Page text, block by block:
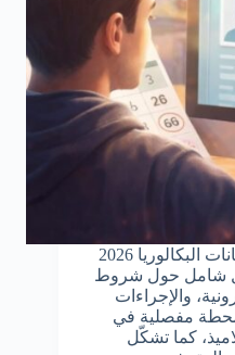
تمديد فترة الترشيح لاجتياز امتحانات البكالوريا 2026
شامل حول شروط
والإجراءات
محطة مفصلية في
كما تشكّل